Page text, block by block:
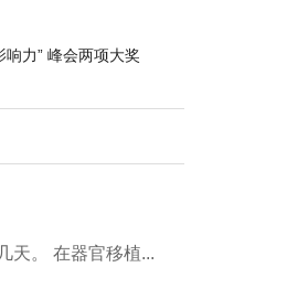
力” 峰会两项大奖
天。 在器官移植...